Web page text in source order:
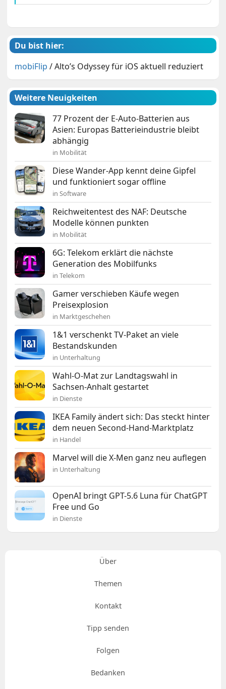
Du bist hier:
mobiFlip /Alto’s Odyssey für iOS aktuell reduziert
Weitere Neuigkeiten
77 Prozent der E-Auto-Batterien aus
Asien: Europas Batterieindustrie bleibt
abhängig
in Mobilität
Diese Wander-App kennt deine Gipfel
und funktioniert sogar offline
in Software
Reichweitentest des NAF: Deutsche
Modelle können punkten
in Mobilität
6G: Telekom erklärt die nächste
Generation des Mobilfunks
in Telekom
Gamer verschieben Käufe wegen
Preisexplosion
in Marktgeschehen
1&1 verschenkt TV-Paket an viele
Bestandskunden
in Unterhaltung
Wahl-O-Mat zur Landtagswahl in
Sachsen-Anhalt gestartet
in Dienste
IKEA Family ändert sich: Das steckt hinter
dem neuen Second-Hand-Marktplatz
in Handel
Marvel will die X-Men ganz neu auflegen
in Unterhaltung
OpenAI bringt GPT-5.6 Luna für ChatGPT
Free und Go
in Dienste
Über
Themen
Kontakt
Tipp senden
Folgen
Bedanken